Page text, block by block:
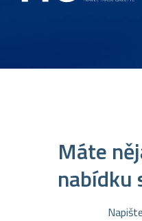
Máte
nabídku